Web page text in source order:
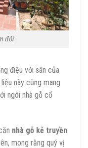
đôi
điệu với sân của
này cũng mang
ngôi nhà gỗ cổ
nhà gỗ kẻ truyền
mong rằng quý vị